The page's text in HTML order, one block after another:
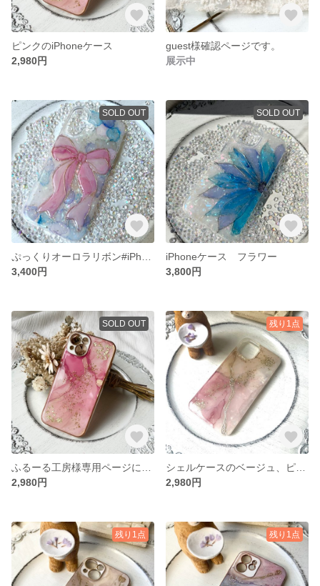
ピンクのiPhoneケース
2,980円
guest様確認ページです。
展示中
SOLD OUT
3,400円
SOLD OUT
iPhoneケース フラワー
3,800円
SOLD OUT
2,980円
残り1点
2,980円
残り1点 残り1点